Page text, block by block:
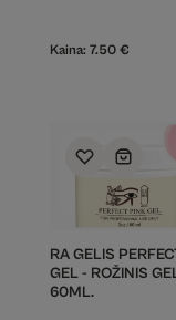
Kaina: 7.50 €
RA GELIS
GEL - ROŽINIS
60ML.